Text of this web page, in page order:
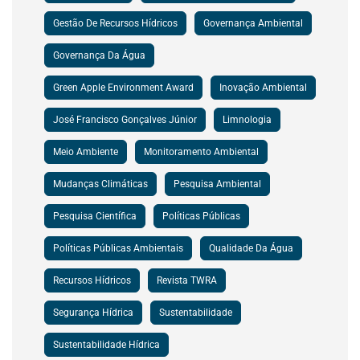
Gestão De Recursos Hídricos Governança Ambiental
Governança Da Água
Green Apple Environment Award Inovação Ambiental
José Francisco Gonçalves Júnior Limnologia
Meio Ambiente Monitoramento Ambiental
Mudanças Climáticas Pesquisa Ambiental
Pesquisa Científica Políticas Públicas
Políticas Públicas Ambientais Qualidade Da Água
Recursos Hídricos Revista TWRA
Segurança Hídrica Sustentabilidade
Sustentabilidade Hídrica